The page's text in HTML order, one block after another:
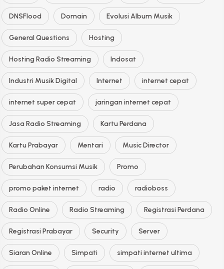
DNSFlood Domain Evolusi Album Musik
General Questions Hosting
Hosting Radio Streaming Indosat
Industri Musik Digital Internet internet cepat
internet super cepat jaringan internet cepat
Jasa Radio Streaming Kartu Perdana
Kartu Prabayar Mentari Music Director
Perubahan Konsumsi Musik Promo
promo paket internet radio radioboss
Radio Online Radio Streaming Registrasi Perdana
Registrasi Prabayar Security Server
Siaran Online Simpati simpati internet ultima